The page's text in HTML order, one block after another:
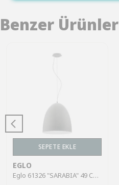
Benzer Ürünler
SEPETE EKLE
EGLO
Eglo 61326 "SARABIA" 49 Cm Yüksekliğinde 48.5 Cm Çapında Çelik Sarkıt Avize